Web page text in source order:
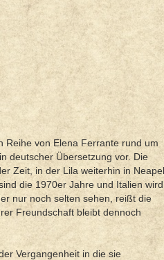
Reihe von Elena Ferrante rund um
deutscher Übersetzung vor. Die
Zeit, in der Lila weiterhin in Neapel
die 1970er Jahre und Italien wird
nur noch selten sehen, reißt die
Freundschaft bleibt dennoch
Vergangenheit in die sie